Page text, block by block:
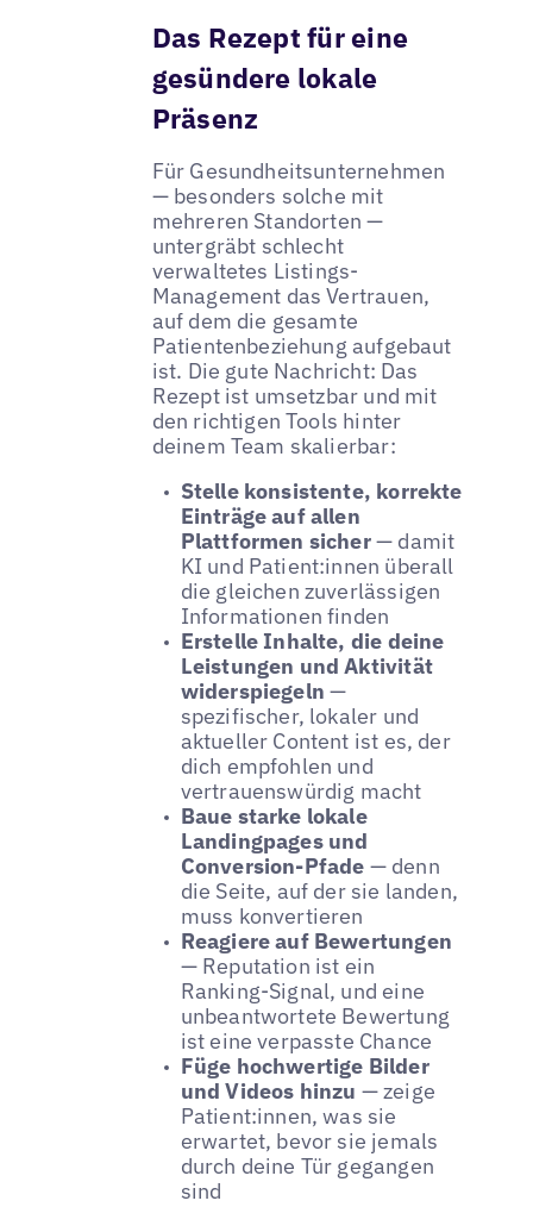
Das Rezept für eine
gesündere lokale
Präsenz
Für Gesundheitsunternehmen
— besonders solche mit
mehreren Standorten —
untergräbt schlecht
verwaltetes Listings-
Management das Vertrauen,
auf dem die gesamte
Patientenbeziehung aufgebaut
ist. Die gute Nachricht: Das
Rezept ist umsetzbar und mit
den richtigen Tools hinter
deinem Team skalierbar:
Stelle konsistente, korrekte
Einträge auf allen
Plattformen sicher— damit
KI und Patient:innen überall
die gleichen zuverlässigen
Informationen finden
Erstelle Inhalte, die deine
Leistungen und Aktivität
widerspiegeln —
spezifischer, lokaler und
aktueller Content ist es, der
dich empfohlen und
vertrauenswürdig macht
Baue starke lokale
Landingpages und
Conversion-Pfade — denn
die Seite, auf der sie landen,
muss konvertieren
Reagiere auf Bewertungen
— Reputation ist ein
Ranking-Signal, und eine
unbeantwortete Bewertung
ist eine verpasste Chance
Füge hochwertige Bilder
und Videos hinzu — zeige
Patient:innen, was sie
erwartet, bevor sie jemals
durch deine Tür gegangen
sind